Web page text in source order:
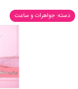
دسته: جواهرات و ساعت